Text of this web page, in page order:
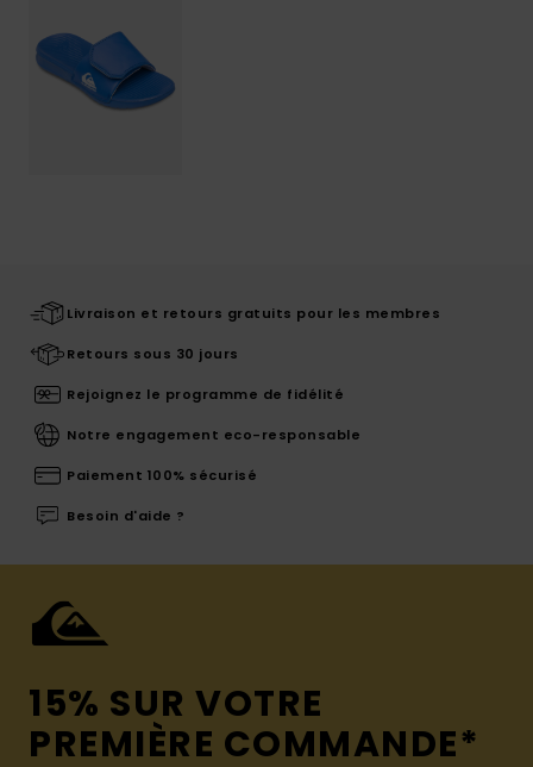
Livraison et retours gratuits pour les membres
Retours sous 30 jours
Rejoignez le programme de fidélité
Notre engagement eco-responsable
Paiement 100% sécurisé
Besoin d'aide ?
15% SUR VOTRE
PREMIÈRE COMMANDE*